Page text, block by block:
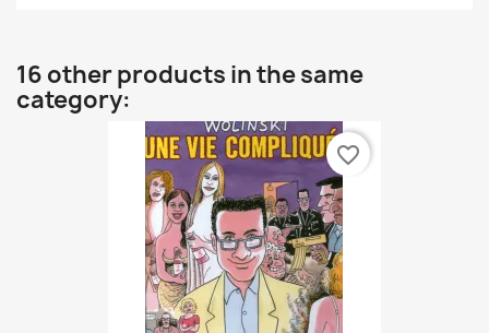
16 other products in the same
category:
favorite_border